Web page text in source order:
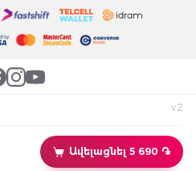
Ավելացնել 5 690 ֏
v2